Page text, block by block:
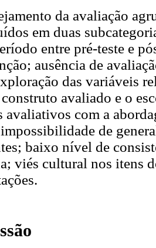
da avaliação
em duas
entre pré-teste e
ausência de
das variáveis
avaliado e o
avaliativos com a
de
baixo nível de
viés cultural nos itens